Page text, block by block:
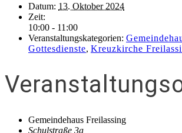
Datum: 13. Oktober 2024
Zeit:
10:00 - 11:00
Veranstaltungskategorien:
Gottesdienste, Kreuzkirche
Gemeindehaus Freilassing
Schulstraße 3a